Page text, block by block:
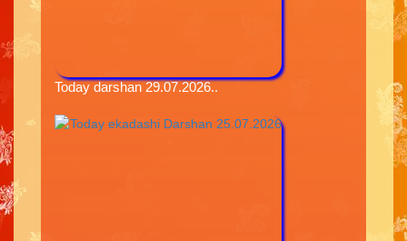
Today darshan 29.07.2026..